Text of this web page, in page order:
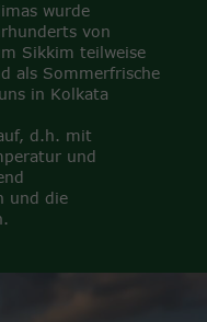
wurde
von
Sikkim teilweise
als Sommerfrische
in Kolkata
d.h. mit
und
und die